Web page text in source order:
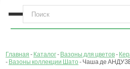
Главная Каталог Вазоны для цветов
Вазоны коллекции Шато
Чаша де